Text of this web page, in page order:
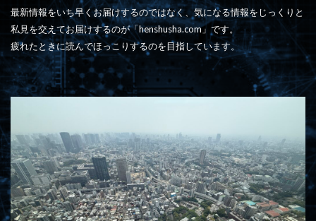
最新情報をいち早くお届けするのではなく、気になる情報をじっくりと
私見を交えてお届けするのが「henshusha.com」です。
疲れたときに読んでほっこりするのを目指しています。